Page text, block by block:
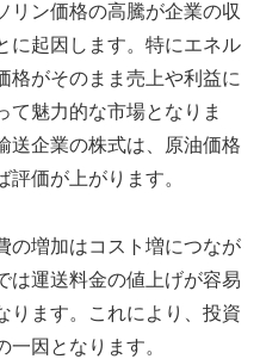
リン価格の高騰が企業の収
に起因します。特にエネル
格がそのまま売上や利益に
て魅力的な市場となりま
送企業の株式は、原油価格
価が上がります。
の増加はコスト増につなが
は運送料金の値上げが容易
ります。これにより、投資
因となります。